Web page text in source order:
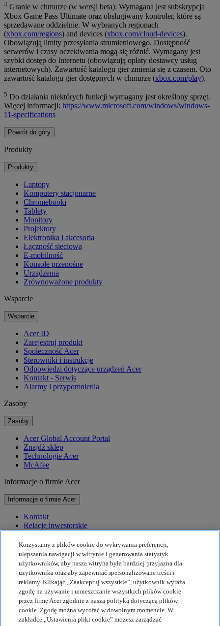
4 Granie w chmurze (w wersji beta): Wymagana jest subskrypcja
Xbox Game Pass Ultimate oraz obsługiwany kontroler, które są
sprzedawane oddzielnie. W wybranych regionach
(xbox.com/regions) and devices (xbox.com/cloud-devices).
Obowiązują limity przesyłania strumieniowego. Dostępność
serwerów i czasy oczekiwania mogą się różnić. Wymagany jest
szybki dostęp do Internetu (obowiązują opłaty dostawcy usług
internetowych). Zawartość katalogu gier zmienia się z czasem. Oto
zawartość katalogu gier dostępnych w chmurze (xbox.com/play).
5 Do działania niektórych funkcji wymagany jest określony sprzęt.
Więcej informacji: https://www.microsoft.com/windows/windows-
11-specifications
Powrót do góry
Produkty
Produkty
Laptopy
Komputery stacjonarne
Chromebooki
Tablety
Monitory
Projektory
Elektronika i akcesoria
Łączność sieciowa
E-mobilność
Konsole przenośne
Urządzenia
Zrównoważone produkty
Wsparcie
Wsparcie
Acer ID
Zarejestruj produkt
Społeczność Acer
Sterowniki i instrukcje
Odpowiedzi dotyczące urządzeń Acer
Kontakt - Serwis
Alarmy i przypomnienia
Zasoby
Zasoby
Acer Global Account Portal
Znajdź sklep
Technologie Acer
McAfee
Informacje o firmie Acer
Informacje o firmie Acer
Kontakt
Relacje inwestorskie
Nagrody
Wydarzenia
Zrównoważony rozwój
Zrównoważony rozwój
Społeczna odpowiedzialność biznesu
Ślad węglowy produktu
Projekt Humanity
Korzystamy z plików cookie do wykrywania preferencji,
ulepszania nawigacji w witrynie i generowania statystyk
użytkowników, aby nasza witryna była bardziej przyjazna dla
użytkownika oraz aby zapewniać spersonalizowane treści i
reklamy. Klikając „Zaakceptuj wszystkie”, użytkownik wyraża
zgodę na używanie i umieszczanie wszystkich plików cookie
przez firmę Acer zgodnie z naszą polityką dotyczącą plików
cookie. Zgodę można wycofać w dowolnym momencie. W
zakładce „Ustawienia pliki cookie” możesz zarządzać